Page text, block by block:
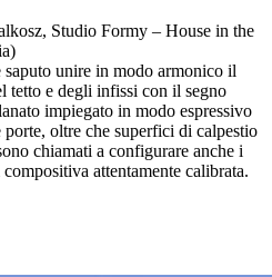
Studio Formy – House in the
unire in modo armonico il
tetto e degli infissi con il segno
impiegato in modo espressivo
porte, oltre che superfici di calpestio
chiamati a configurare anche i
attentamente calibrata.